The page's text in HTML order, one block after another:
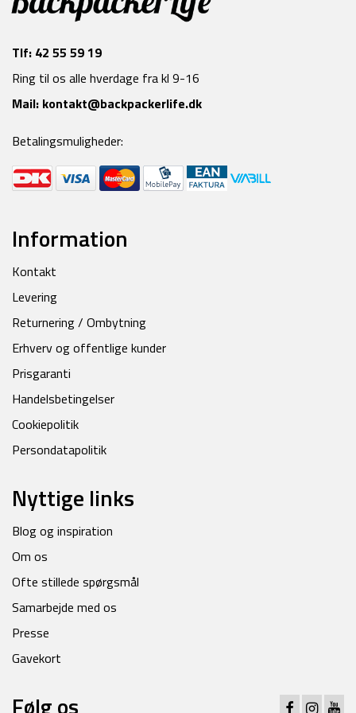
Tlf: 42 55 59 19
Ring til os alle hverdage fra kl 9-16
Mail: kontakt@backpackerlife.dk
Betalingsmuligheder:
Information
Kontakt
Levering
Returnering / Ombytning
Erhverv og offentlige kunder
Prisgaranti
Handelsbetingelser
Cookiepolitik
Persondatapolitik
Nyttige links
Blog og inspiration
Om os
Ofte stillede spørgsmål
Samarbejde med os
Presse
Gavekort